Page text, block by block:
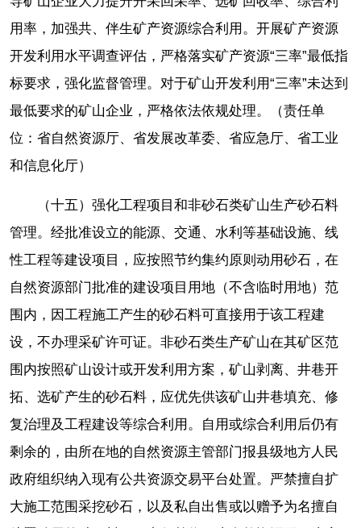
用率，加强共、伴生矿产资源综合利用。开展矿产资源
开发利用水平调查评估，严格落实矿产资源“三率”最低指
标要求，强化监督管理。对于矿山开发利用“三率”未达到
最低要求的矿山企业，严格依法依规处理。（责任单
位：省自然资源厅、省发展改革委、省应急厅、省工业
和信息化厅）
（十五）强化工程项目和非砂石类矿山生产砂石料
管理。经批准设立的能源、交通、水利等基础设施、线
性工程等建设项目，应按照节约集约原则动用砂石，在
自然资源部门批准的建设项目用地（不含临时用地）范
围内，因工程施工产生的砂石料可直接用于该工程建
设，不办理采矿许可证。非砂石类生产矿山在其矿区范
围内按照矿山设计或开发利用方案，矿山剥离、井巷开
拓、选矿产生的砂石料，应优先供该矿山井巷填充、修
复治理及工程建设等综合利用。自用或综合利用后仍有
剩余的，由所在地的自然资源主管部门报县级地方人民
政府组织纳入现有公共资源交易平台处置。严禁擅自扩
大施工范围采挖砂石，以及私自出售或以赠予为名擅自